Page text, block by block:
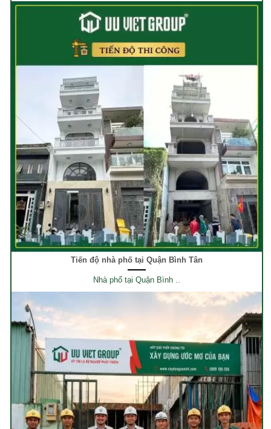
Tiến độ nhà phố tại Quận Bình Tân
Nhà phố tại Quận Bình ..